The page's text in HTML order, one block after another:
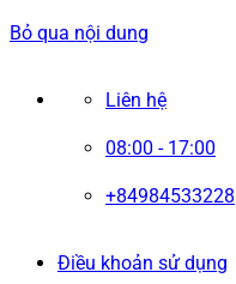
Bỏ qua nội dung
Liên hệ
08:00 - 17:00
+84984533228
Điều khoản sử dụng